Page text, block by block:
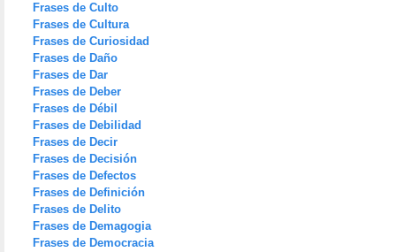
Frases de Culto
Frases de Cultura
Frases de Curiosidad
Frases de Daño
Frases de Dar
Frases de Deber
Frases de Débil
Frases de Debilidad
Frases de Decir
Frases de Decisión
Frases de Defectos
Frases de Definición
Frases de Delito
Frases de Demagogia
Frases de Democracia